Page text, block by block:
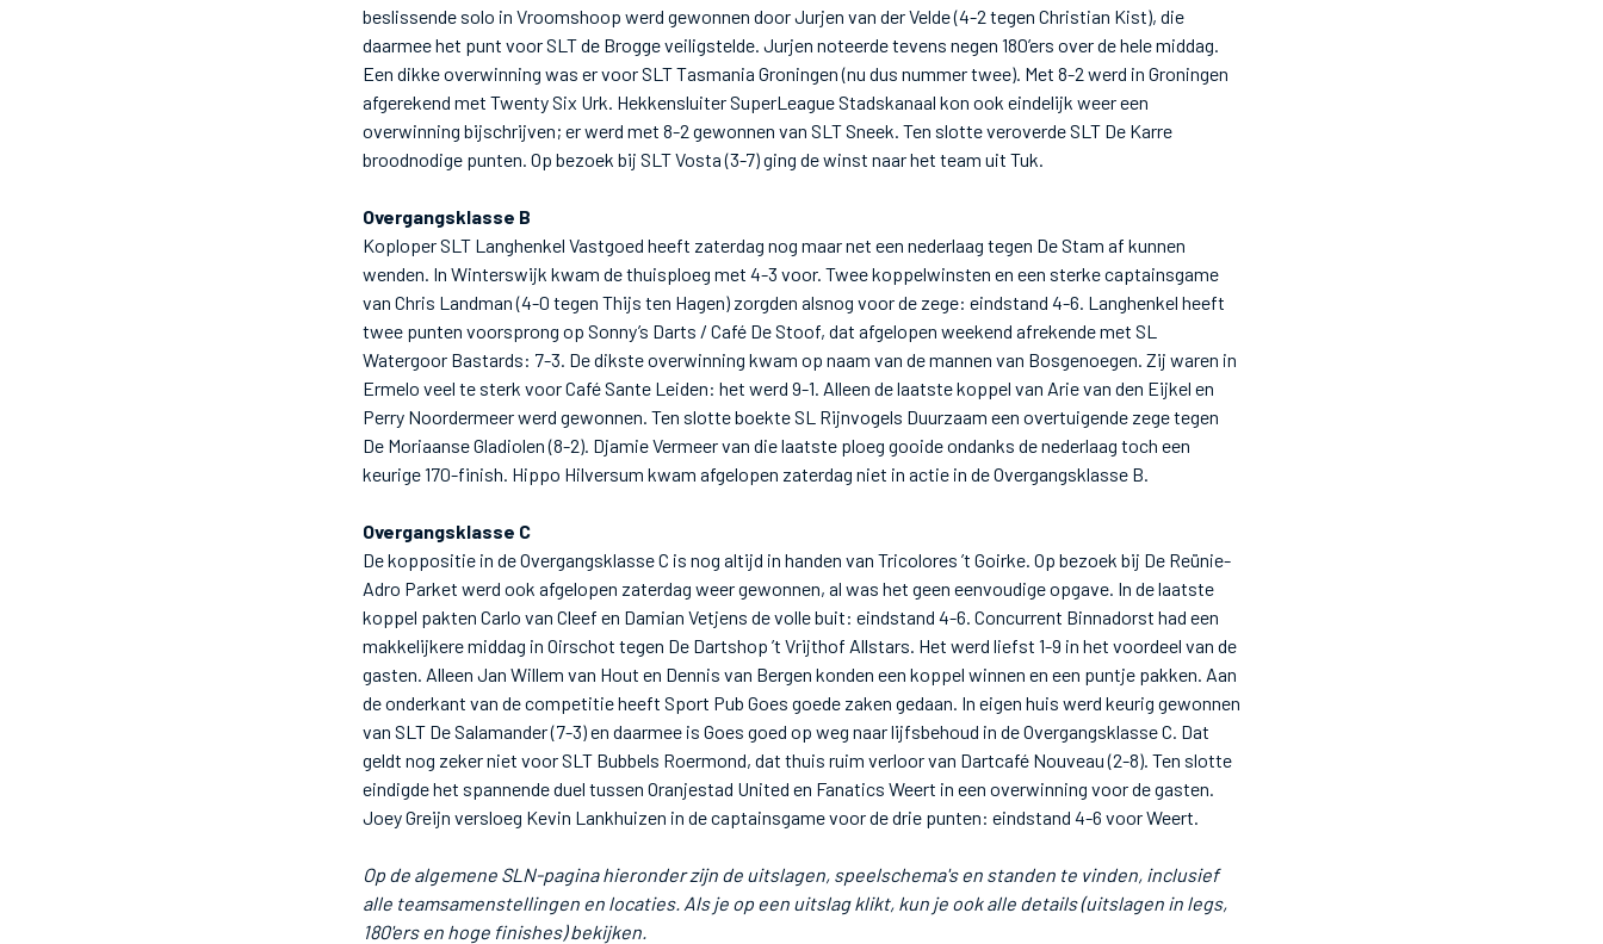
beslissende solo in Vroomshoop werd gewonnen door Jurjen van der Velde (4-2 tegen Christian Kist), die
daarmee het punt voor SLT de Brogge veiligstelde. Jurjen noteerde tevens negen 180’ers over de hele middag.
Een dikke overwinning was er voor SLT Tasmania Groningen (nu dus nummer twee). Met 8-2 werd in Groningen
afgerekend met Twenty Six Urk. Hekkensluiter SuperLeague Stadskanaal kon ook eindelijk weer een
overwinning bijschrijven; er werd met 8-2 gewonnen van SLT Sneek. Ten slotte veroverde SLT De Karre
broodnodige punten. Op bezoek bij SLT Vosta (3-7) ging de winst naar het team uit Tuk.
Overgangsklasse B
Koploper SLT Langhenkel Vastgoed heeft zaterdag nog maar net een nederlaag tegen De Stam af kunnen
wenden. In Winterswijk kwam de thuisploeg met 4-3 voor. Twee koppelwinsten en een sterke captainsgame
van Chris Landman (4-0 tegen Thijs ten Hagen) zorgden alsnog voor de zege: eindstand 4-6. Langhenkel heeft
twee punten voorsprong op Sonny’s Darts / Café De Stoof, dat afgelopen weekend afrekende met SL
Watergoor Bastards: 7-3. De dikste overwinning kwam op naam van de mannen van Bosgenoegen. Zij waren in
Ermelo veel te sterk voor Café Sante Leiden: het werd 9-1. Alleen de laatste koppel van Arie van den Eijkel en
Perry Noordermeer werd gewonnen. Ten slotte boekte SL Rijnvogels Duurzaam een overtuigende zege tegen
De Moriaanse Gladiolen (8-2). Djamie Vermeer van die laatste ploeg gooide ondanks de nederlaag toch een
keurige 170-finish. Hippo Hilversum kwam afgelopen zaterdag niet in actie in de Overgangsklasse B.
Overgangsklasse C
De koppositie in de Overgangsklasse C is nog altijd in handen van Tricolores ’t Goirke. Op bezoek bij De Reünie-
Adro Parket werd ook afgelopen zaterdag weer gewonnen, al was het geen eenvoudige opgave. In de laatste
koppel pakten Carlo van Cleef en Damian Vetjens de volle buit: eindstand 4-6. Concurrent Binnadorst had een
makkelijkere middag in Oirschot tegen De Dartshop ’t Vrijthof Allstars. Het werd liefst 1-9 in het voordeel van de
gasten. Alleen Jan Willem van Hout en Dennis van Bergen konden een koppel winnen en een puntje pakken. Aan
de onderkant van de competitie heeft Sport Pub Goes goede zaken gedaan. In eigen huis werd keurig gewonnen
van SLT De Salamander (7-3) en daarmee is Goes goed op weg naar lijfsbehoud in de Overgangsklasse C. Dat
geldt nog zeker niet voor SLT Bubbels Roermond, dat thuis ruim verloor van Dartcafé Nouveau (2-8). Ten slotte
eindigde het spannende duel tussen Oranjestad United en Fanatics Weert in een overwinning voor de gasten.
Joey Greijn versloeg Kevin Lankhuizen in de captainsgame voor de drie punten: eindstand 4-6 voor Weert.
Op de algemene SLN-pagina hieronder zijn de uitslagen, speelschema's en standen te vinden, inclusief
alle teamsamenstellingen en locaties. Als je op een uitslag klikt, kun je ook alle details (uitslagen in legs,
180'ers en hoge finishes) bekijken.